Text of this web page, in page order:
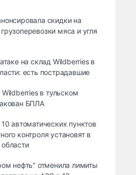
скидки на
мяса и угля
на склад Wildberries в
есть пострадавшие
в тульском
БПЛА
автоматических пунктов
контроля установят в
нефть" отменила лимиты